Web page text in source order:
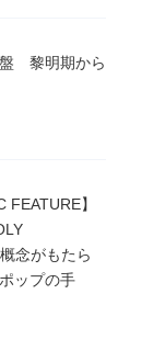
黎明期から
FEATURE】
念がもたら
ップの手